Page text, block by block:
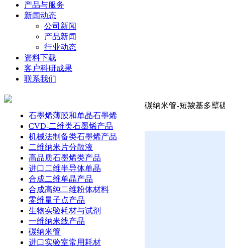
产品与服务
新闻动态
公司新闻
产品新闻
行业动态
资料下载
客户科研成果
联系我们
石墨烯薄膜和单晶石墨烯
CVD-二维类石墨烯产品
机械法制备类石墨烯产品
二维纳米片分散液
高品质石墨烯类产品
进口二维半导体单晶
合成二维单晶产品
合成高纯二维粉体材料
零维量子点产品
生物实验耗材与试剂
一维纳米线产品
碳纳米管
进口实验室常用耗材
碳纳米管-短羧基多壁